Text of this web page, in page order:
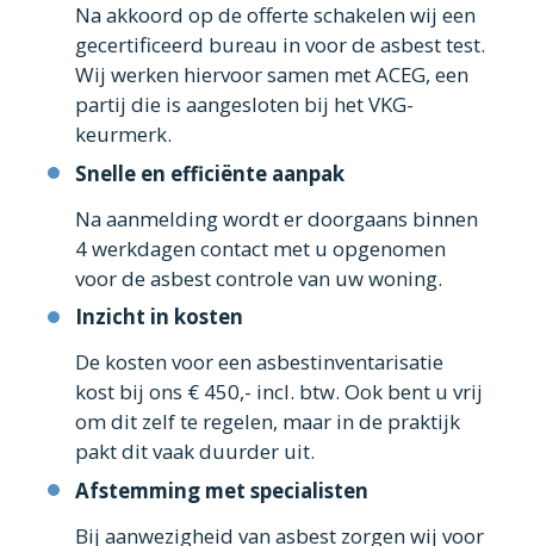
Na akkoord op de offerte schakelen wij een
gecertificeerd bureau in voor de asbest test.
Wij werken hiervoor samen met ACEG, een
partij die is aangesloten bij het VKG-
keurmerk.
Snelle en efficiënte aanpak
Na aanmelding wordt er doorgaans binnen
4 werkdagen contact met u opgenomen
voor de asbest controle van uw woning.
Inzicht in kosten
De kosten voor een asbestinventarisatie
kost bij ons € 450,- incl. btw. Ook bent u vrij
om dit zelf te regelen, maar in de praktijk
pakt dit vaak duurder uit.
Afstemming met specialisten
Bij aanwezigheid van asbest zorgen wij voor